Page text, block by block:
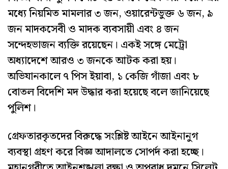
মধ্যে নিয়মিত মামলার ৩ জন, ওয়ারেন্টভুক্ত ৬ জন, ৯
জন মাদকসেবী ও মাদক ব্যবসায়ী এবং ৪ জন
সন্দেহভাজন ব্যক্তি রয়েছেন। একই সঙ্গে মেট্রো
অধ্যাদেশে আরও ৩ জনকে আটক করা হয়।
অভিযানকালে ৭ পিস ইয়াবা, ১ কেজি গাঁজা এবং ৮
বোতল বিদেশি মদ উদ্ধার করা হয়েছে বলে জানিয়েছে
পুলিশ।
গ্রেফতারকৃতদের বিরুদ্ধে সংশ্লিষ্ট আইনে আইনানুগ
ব্যবস্থা গ্রহণ করে বিজ্ঞ আদালতে সোপর্দ করা হচ্ছে।